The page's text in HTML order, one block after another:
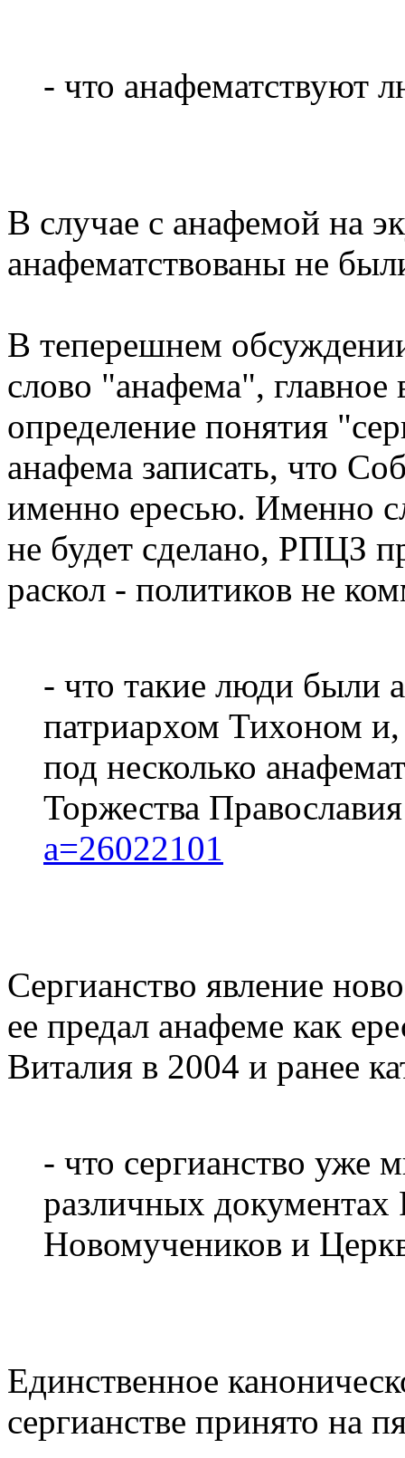
- что анафематствуют
В случае с анафемой на
анафематствованы не
В теперешнем
слово "анафема", главное
определение понятия
анафема записать, что
именно ересью. Именно
не будет сделано, РПЦЗ
раскол - политиков не
- что такие люди были
патриархом Тихоном
под несколько
Торжества
a=26022101
Сергианство явление
ее предал анафеме как
Виталия в 2004 и ранее
- что сергианство уже
различных документах
Новомучеников и
Единственное
сергианстве принято на